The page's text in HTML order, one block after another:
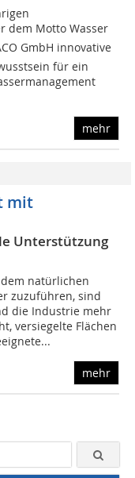
Motto Wasser
GmbH innovative
für ein
mehr
mit
Unterstützung
dem natürlichen
zuzuführen, sind
die Industrie mehr
versiegelte Flächen
mehr